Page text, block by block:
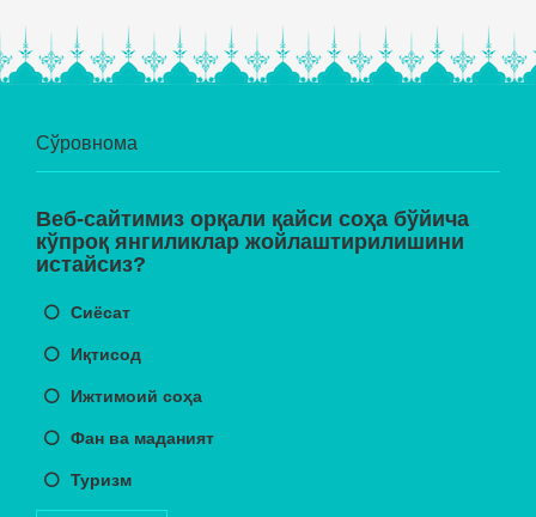
Сўровнома
Веб-сайтимиз орқали қайси соҳа бўйича
кўпроқ янгиликлар жойлаштирилишини
истайсиз?
Сиёсат
Иқтисод
Ижтимоий соҳа
Фан ва маданият
Туризм